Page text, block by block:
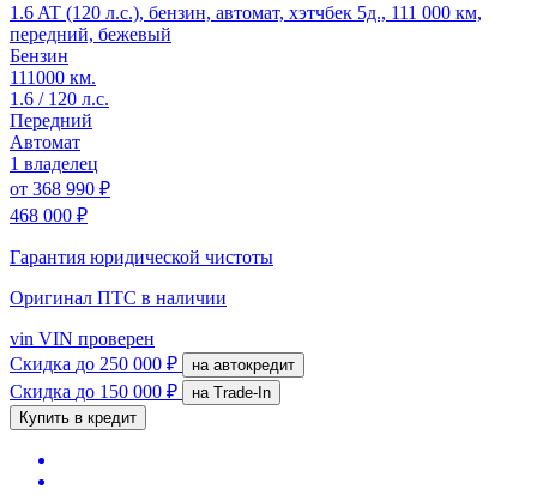
1.6 AT (120 л.с.), бензин, автомат, хэтчбек 5д., 111 000 км,
передний, бежевый
Бензин
111000 км.
1.6 / 120 л.с.
Передний
Автомат
1 владелец
от 368 990 ₽
468 000 ₽
Гарантия юридической чистоты
Оригинал ПТС в наличии
vin VIN проверен
Скидка до 250 000 ₽ на автокредит
Скидка до 150 000 ₽
на Trade-In
Купить в кредит